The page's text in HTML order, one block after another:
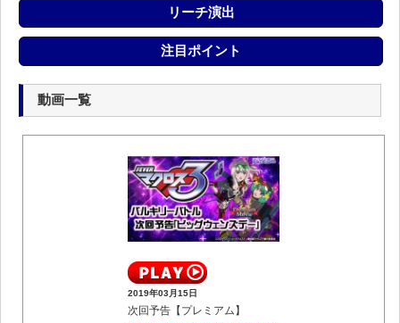
リーチ演出
注目ポイント
動画一覧
2019年03月15日
次回予告【プレミアム】